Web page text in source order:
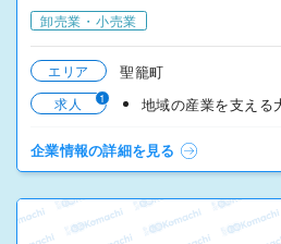
卸売業・小売業
エリア 聖籠町
求人 1
企業情報の詳細を見る